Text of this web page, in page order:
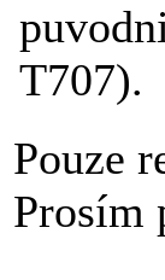
T707).
Pouze
Prosím